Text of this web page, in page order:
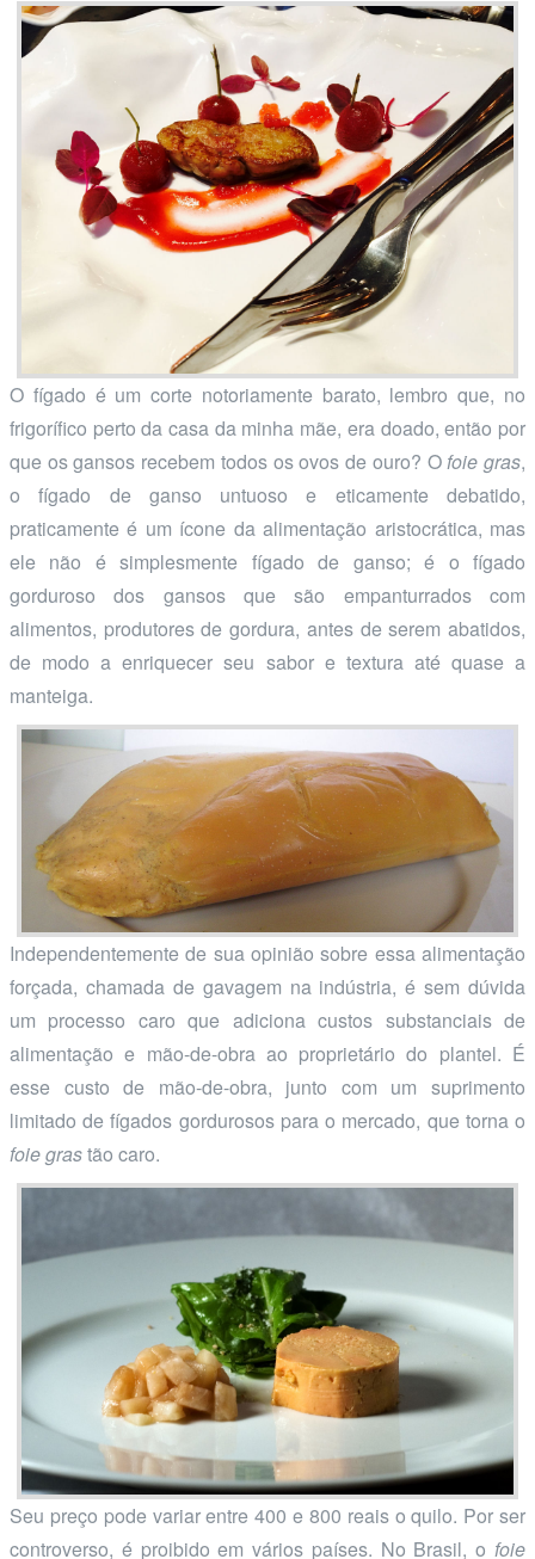
O fígado é um corte notoriamente barato, lembro que, no
frigorífico perto da casa da minha mãe, era doado, então por
que os gansos recebem todos os ovos de ouro? Ofoie gras,
o fígado de ganso untuoso e eticamente debatido,
praticamente é um ícone da alimentação aristocrática, mas
ele não é simplesmente fígado de ganso; é o fígado
gorduroso dos gansos que são empanturrados com
alimentos, produtores de gordura, antes de serem abatidos,
de modo a enriquecer seu sabor e textura até quase a
manteiga.
Independentemente de sua opinião sobre essa alimentação
forçada, chamada de gavagem na indústria, é sem dúvida
um processo caro que adiciona custos substanciais de
alimentação e mão-de-obra ao proprietário do plantel. É
esse custo de mão-de-obra, junto com um suprimento
limitado de fígados gordurosos para o mercado, que torna o
foie grastão caro.
Seu preço pode variar entre 400 e 800 reais o quilo. Por ser
controverso, é proibido em vários países. No Brasil, o foie